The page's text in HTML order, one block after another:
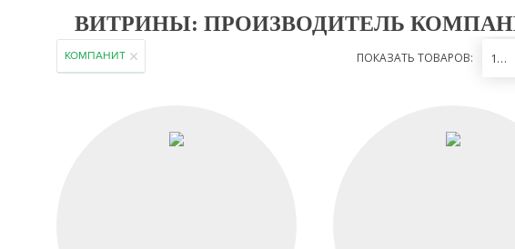
ВИТРИНЫ: ПРОИЗВОДИТЕЛЬ
КОМПАНИТ ПОКАЗАТЬ ТОВАРОВ: 12